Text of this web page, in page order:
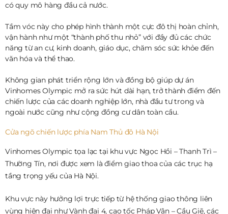
có quy mô hàng đầu cả nước.
Tầm vóc này cho phép hình thành một cực đô thị hoàn chỉnh,
vận hành như một “thành phố thu nhỏ” với đầy đủ các chức
năng từ an cư, kinh doanh, giáo dục, chăm sóc sức khỏe đến
văn hóa và thể thao.
Không gian phát triển rộng lớn và đồng bộ giúp dự án
Vinhomes Olympic mở ra sức hút dài hạn, trở thành điểm đến
chiến lược của các doanh nghiệp lớn, nhà đầu tư trong và
ngoài nước cũng như cộng đồng cư dân toàn cầu.
Cửa ngõ chiến lược phía Nam Thủ đô Hà Nội
Vinhomes Olympic tọa lạc tại khu vực Ngọc Hồi – Thanh Trì –
Thường Tín, nơi được xem là điểm giao thoa của các trục hạ
tầng trọng yếu của Hà Nội.
Khu vực này hưởng lợi trực tiếp từ hệ thống giao thông liên
vùng hiện đại như Vành đai 4, cao tốc Pháp Vân – Cầu Giẽ, các